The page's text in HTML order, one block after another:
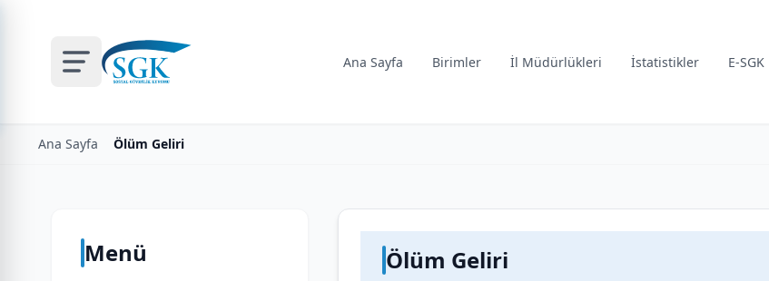
Ana Sayfa Birimler İl Müdürlükleri İstatistikler E-SGK
Ana Sayfa Ölüm Geliri
Menü Ölüm Geliri